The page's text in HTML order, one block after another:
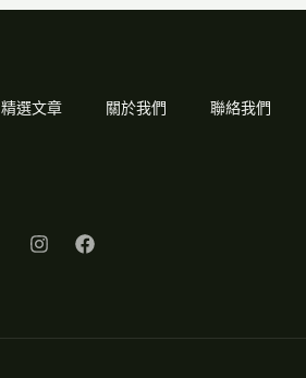
精選文章 關於我們 聯絡我們